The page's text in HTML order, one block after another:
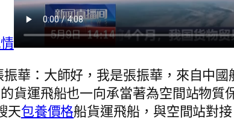
華：大師好，我是張振華，來自中
的貨運飛船也一向承當著為空間站物
天包養價格船貨運飛船，與空間站對